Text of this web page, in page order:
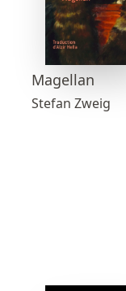
Magellan
Stefan Zweig